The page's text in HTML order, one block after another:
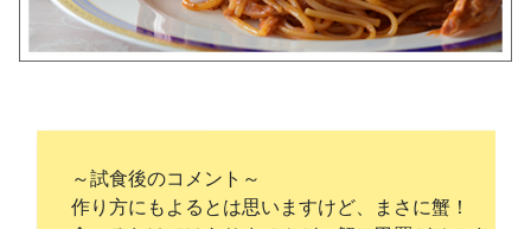
～試食後のコメント～
作り方にもよるとは思いますけど、まさに蟹！